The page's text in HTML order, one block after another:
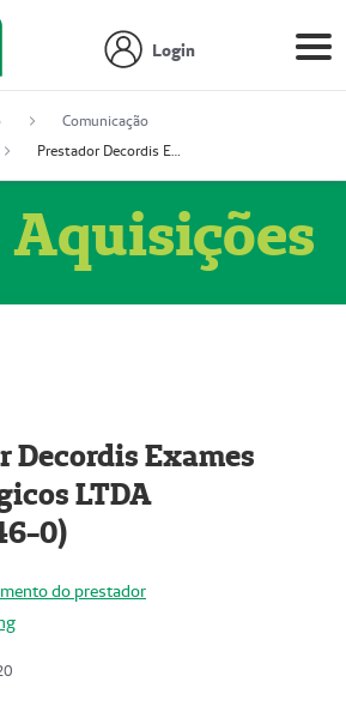
Login
Comunicação
Prestador Decordis Exames Cardiológicos LTDA (51004346-0)
Aquisições
Decordis Exames
LTDA
0)
do prestador